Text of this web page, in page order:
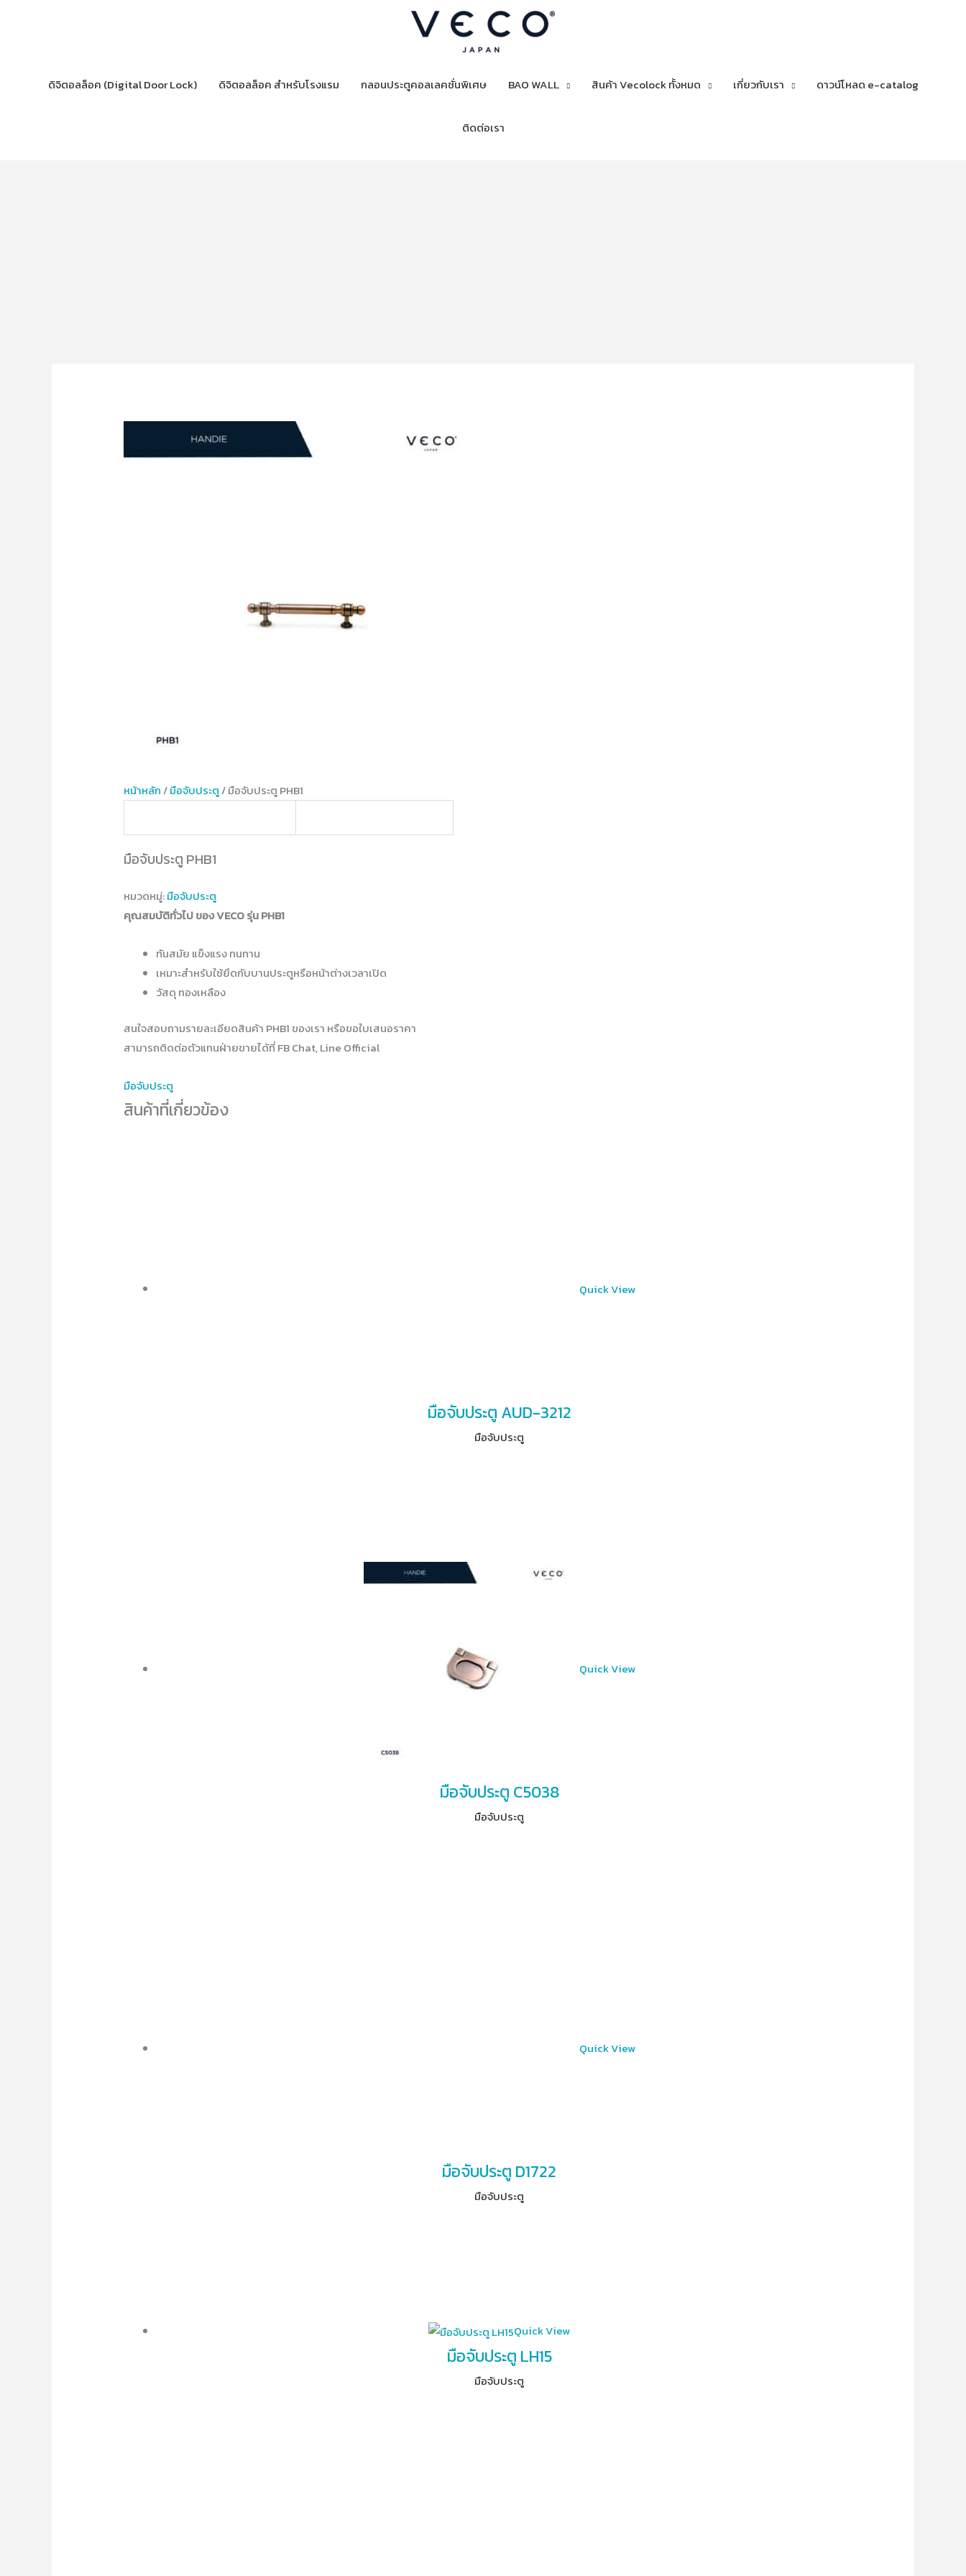
ดิจิตอลล็อค (Digital Door Lock) ดิจิตอลล็อค สำหรับโรงแรม กลอนประตูคอลเลคชั่นพิเศษ BAO WALL สินค้า Vecolock ทั้งหมด เกี่ยวกับเรา ดาวน์โหลด e-catalog
ติดต่อเรา
หน้าหลัก /มือจับประตู / มือจับประตู PHB1
มือจับประตู PHB1
หมวดหมู่:มือจับประตู
คุณสมบัติทั่วไป ของ VECO รุ่น PHB1
ทันสมัย แข็งแรง ทนทาน
เหมาะสำหรับใช้ยึดกับบานประตูหรือหน้าต่างเวลาเปิด
วัสดุ ทองเหลือง
สนใจสอบถามรายละเอียดสินค้า PHB1 ของเรา หรือขอใบเสนอราคา
สามารถติดต่อตัวแทนฝ่ายขายได้ที่ FB Chat, Line Official
มือจับประตู
สินค้าที่เกี่ยวข้อง
Quick View
มือจับประตู AUD-3212
มือจับประตู
Quick View
มือจับประตู C5038
มือจับประตู
Quick View
มือจับประตู D1722
มือจับประตู
Quick View
มือจับประตู LH15
มือจับประตู